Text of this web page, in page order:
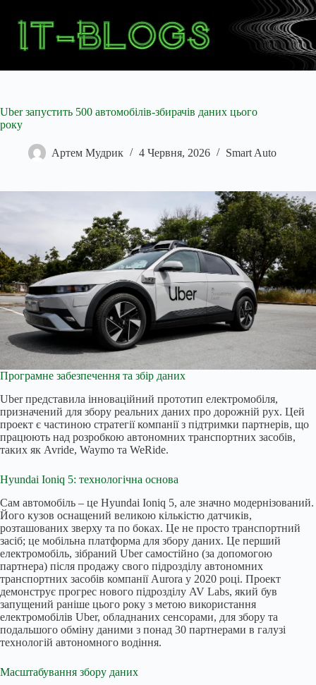
Uber запустить 500 автомобілів-збирачів даних цього
року
Артем Мудрик 4 Червня, 2026 Smart Auto
Програмне забезпечення та збір даних
Uber представила інноваційний прототип електромобіля,
призначений для збору реальних даних про дорожній рух. Цей
проект є частиною стратегії компанії з підтримки партнерів, що
працюють над розробкою автономних транспортних засобів,
таких як Avride, Waymo та WeRide.
Hyundai Ioniq 5: технологічна основа
Сам автомобіль – це Hyundai Ioniq 5, але значно модернізований.
Його кузов оснащений великою кількістю датчиків,
розташованих зверху та по боках. Це не просто транспортний
засіб; це мобільна платформа для збору даних. Це перший
електромобіль, зібраний Uber самостійно (за допомогою
партнера) після продажу свого підрозділу автономних
транспортних засобів компанії Aurora у 2020 році. Проект
демонструє прогрес нового підрозділу AV Labs, який був
запущений раніше цього року з метою використання
електромобілів Uber, обладнаних сенсорами, для збору та
подальшого обміну даними з понад 30 партнерами в галузі
технологій автономного водіння.
Масштабування збору даних